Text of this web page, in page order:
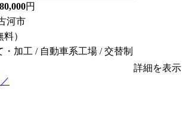
円
河市
）
・加工 / 自動車系工場 / 交替制
詳細を表示